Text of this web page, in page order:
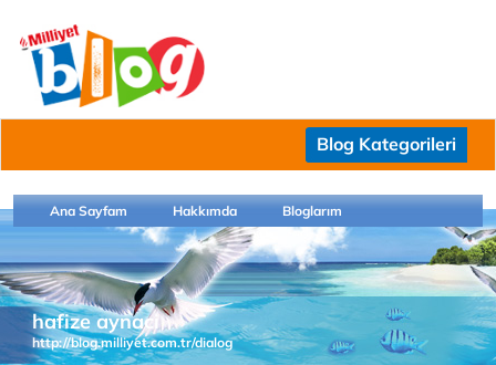
Blog Kategorileri
Ana Sayfam Hakkımda Bloglarım
hafize aynaci
http://blog.milliyet.com.tr/dialog